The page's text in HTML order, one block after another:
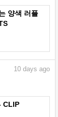
양색 러플
10 days ago
CLIP